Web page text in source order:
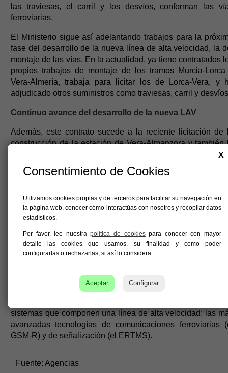
las traviesas, el carril y los desvíos, conforman las
ferroviarias.
El Ministerio sigue así adelantando trabajos para la
fase del desarrollo de la nueva línea de alta velocidad, la
montaje de las vías. En la actualidad, ya tiene contratados
propios trabajos de montaje de los tramos Murcia-
Vera-Almería, trabaja para licitar los de Lorca-Vera, y
adjudicado otros suministros como traviesas, carril y
Continuo avance del desarrollo de la nueva LAV
Además, este contrato sucede a la reciente licitación de
construcción de la estación de Vera-Almanzora y también
En paralelo, Adif continúa impulsando
actualmente en desarrollo para completar la nueva LAV,
estratégico del Corredor Mediterráneo, como es la
de la línea, toda ella finalizada o en construcción, y
redacción del proyecto de la conexión Pulpí-Águilas.
También progresa la obra de electrificación, tanto de
subestación de Totana y sus centros de
sistemas que componen una línea de alta velocidad: las
avanzadas tecnologías de comunicaciones ferroviarias
GSM-R) y de señalización (el ERTMS).
Fuente: Agencias
X
Consentimiento de Cookies
Utilizamos cookies propias y de terceros para facilitar su navegación en
la página web, conocer cómo interactúas con nosotros y recopilar datos
estadísticos.
Por favor, lee nuestrapolítica de cookiespara conocer con mayor
detalle las cookies que usamos, su finalidad y como poder
configurarlas o rechazarlas, si así lo considera.
Aceptar Configurar